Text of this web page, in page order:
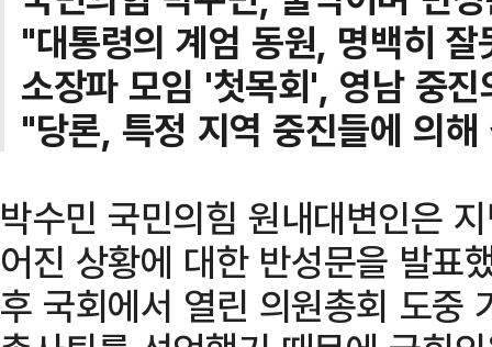
"대통령의 계엄 동원, 명백히
소장파 모임 '첫목회', 영남 중진
"당론, 특정 지역 중진들에 의
박수민 국민의힘 원내대변인은
어진 상황에 대한 반성문을 발표
후 국회에서 열린 의원총회 도중